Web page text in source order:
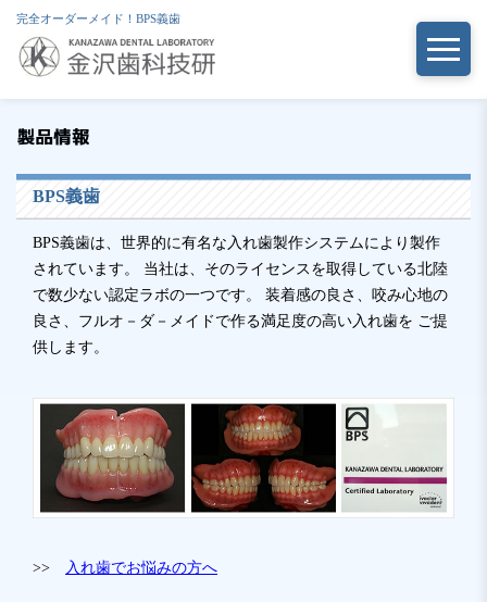
完全オーダーメイド！BPS義歯
BPS義歯
BPS義歯は、世界的に有名な入れ歯製作システムにより製作
されています。 当社は、そのライセンスを取得している北陸
で数少ない認定ラボの一つです。 装着感の良さ、咬み心地の
良さ、フルオ－ダ－メイドで作る満足度の高い入れ歯を ご提
供します。
>> 入れ歯でお悩みの方へ